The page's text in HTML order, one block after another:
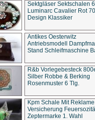
Sektgläser Sektschalen
Luminarc Cavalier Rot
Design Klassiker
Antikes Oesterwitz
Antriebsmodell
Stand Schleifmaschine
R&b Vorlegebesteck
Silber Robbe & Berking
Rosenmuster 6 Tlg.
Kpm Schale Mit Reklame
Versicherung
Zeptermarke 1. Wahl